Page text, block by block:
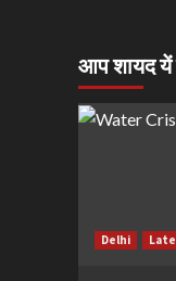
आप शायद
Delhi